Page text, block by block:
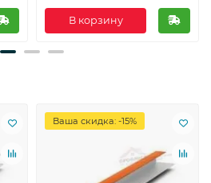
В корзину
Ваша скидка: -15%